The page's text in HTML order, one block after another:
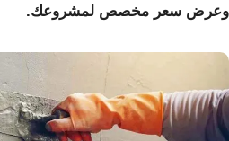
وعرض سعر مخصص لمشروعك.